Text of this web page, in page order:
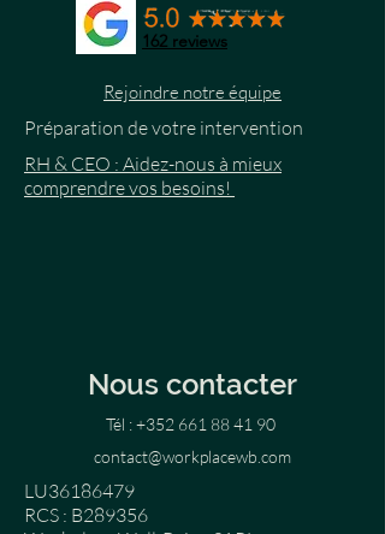
162 reviews
Rejoindre notre équipe
Préparation de votre intervention
RH & CEO : Aidez-nous à mieux
comprendre vos besoins!
Nous contacter
Tél :+352 661 88 41 90
contact@workplacewb.com
LU36186479
RCS : B289356